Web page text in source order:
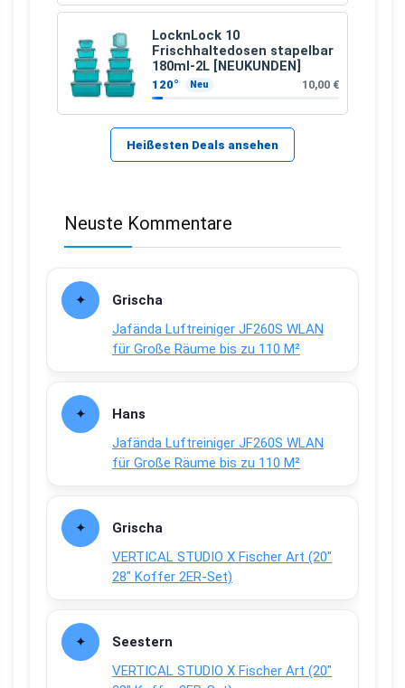
LocknLock 10
Frischhaltedosen stapelbar
180ml-2L [NEUKUNDEN]
120° Neu 10,00 €
Heißesten Deals ansehen
Neuste Kommentare
Grischa
Jafända Luftreiniger JF260S WLAN
für Große Räume bis zu 110 M²
Hans
Jafända Luftreiniger JF260S WLAN
für Große Räume bis zu 110 M²
Grischa
VERTICAL STUDIO X Fischer Art (20″
28″ Koffer 2ER-Set)
Seestern
VERTICAL STUDIO X Fischer Art (20″